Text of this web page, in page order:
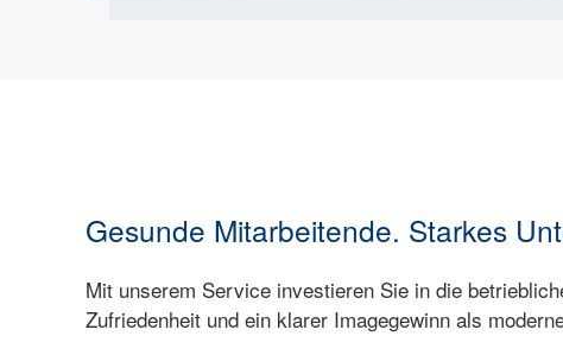
Gesunde Mitarbeitende. Starkes
Mit unserem Service investieren Sie in die
Zufriedenheit und ein klarer Imagegewinn als